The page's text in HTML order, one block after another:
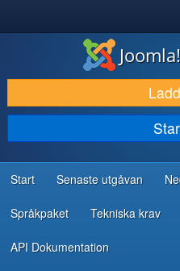
LADDA NER & UTÖKA
UPPTÄCK & LÄR
GEMENSKAP & SUPPORT
RESURSER FÖR UTVECKLARE
Start Senaste utgåvan
Språkpaket Tekniska krav
API Dokumentation